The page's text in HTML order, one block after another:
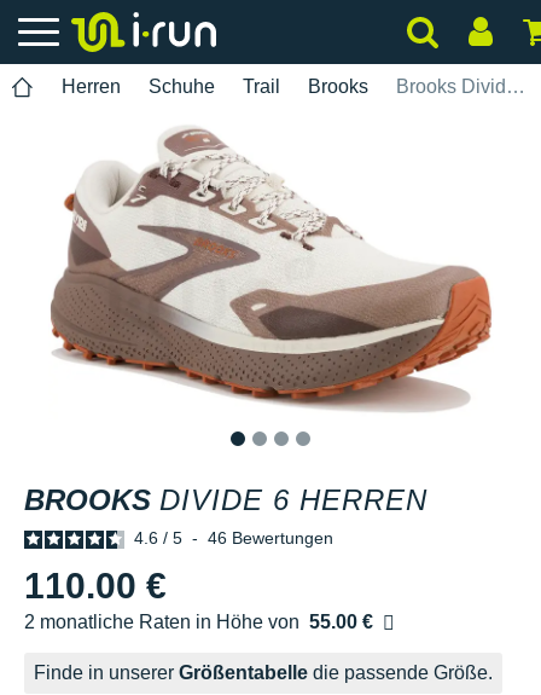
Herren Schuhe Trail Brooks Brooks Divide 6 Herren
BROOKS DIVIDE 6 HERREN
4.6 / 5 - 46 Bewertungen
110.00 €
2 monatliche Raten in Höhe von 55.00 €
Ohne Zusatzkosten
Finde in unserer Größentabelle die passende Größe.